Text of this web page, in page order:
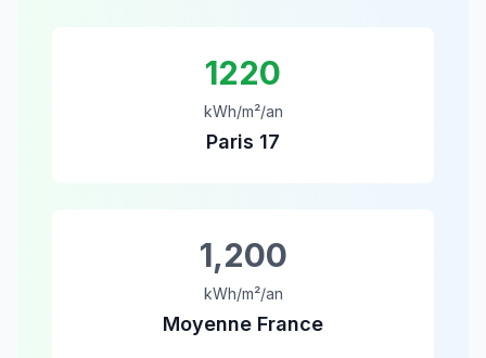
1220
kWh/m²/an
Paris 17
1,200
kWh/m²/an
Moyenne France